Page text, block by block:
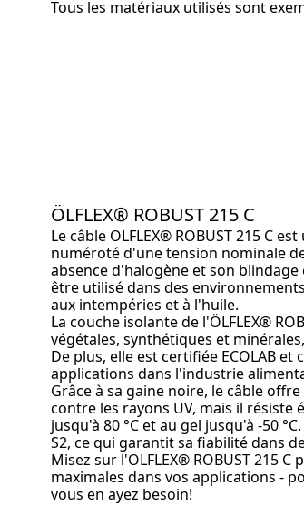
Tous les matériaux utilisés sont
ÖLFLEX® ROBUST 215 C
Le câble OLFLEX® ROBUST 215 Cest
numéroté d'une tension nominale
absence d'halogène et son
être utilisé dans des
aux intempéries et à l'huile.
La couche isolante de l'ÖLFLEX®
végétales, synthétiques et
De plus, elle est certifiée ECOLAB
applications dans l'industrie
Grâce à sa gaine noire, le câble
contre les rayons UV, mais il
jusqu'à 80 °C et au gel jusqu'à -50
S2, ce qui garantit sa fiabilité dans
Misez sur l'OLFLEX® ROBUST 215
maximales dans vos applications -
vous en ayez besoin!